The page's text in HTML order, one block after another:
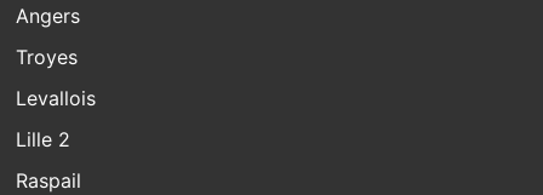
Angers
Troyes
Levallois
Lille 2
Raspail